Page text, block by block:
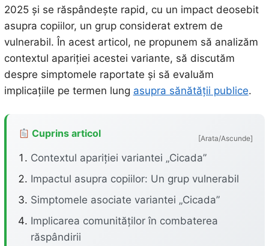
2025 și se răspândește rapid, cu un impact deosebit
asupra copiilor, un grup considerat extrem de
vulnerabil. În acest articol, ne propunem să analizăm
contextul apariției acestei variante, să discutăm
despre simptomele raportate și să evaluăm
implicațiile pe termen lung asupra sănătății publice.
Cuprins articol [Arata/Ascunde]
Contextul apariției variantei „Cicada”
Impactul asupra copiilor: Un grup vulnerabil
Simptomele asociate variantei „Cicada”
Implicarea comunităților în combaterea
răspândirii